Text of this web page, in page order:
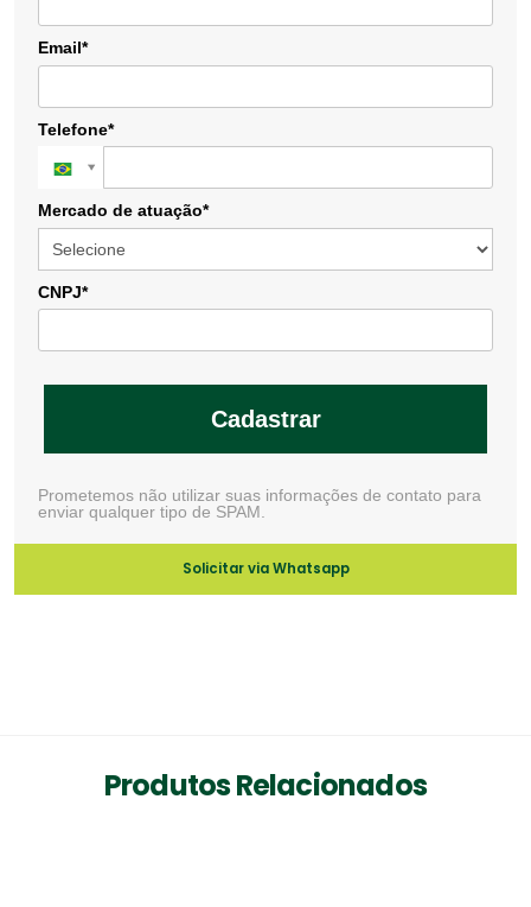
Email*
Telefone*
Mercado de atuação*
CNPJ*
Cadastrar
Prometemos não utilizar suas informações de contato para
enviar qualquer tipo de SPAM.
Solicitar via Whatsapp
Produtos Relacionados